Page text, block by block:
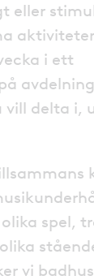
eller
i ett
vill delta i,
spel,
vi